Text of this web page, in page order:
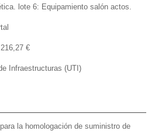
lote 6: Equipamiento salón actos.
€
Infraestructuras (UTI)
la homologación de suministro de